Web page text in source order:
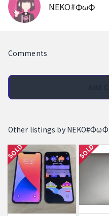
NEKO#ΦωΦ
Comments
Other listings by NEKO#ΦωΦ
SOLD SOLD